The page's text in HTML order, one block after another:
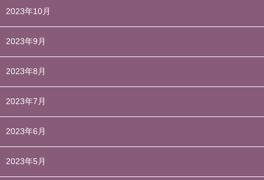
2023年10月
2023年9月
2023年8月
2023年7月
2023年6月
2023年5月